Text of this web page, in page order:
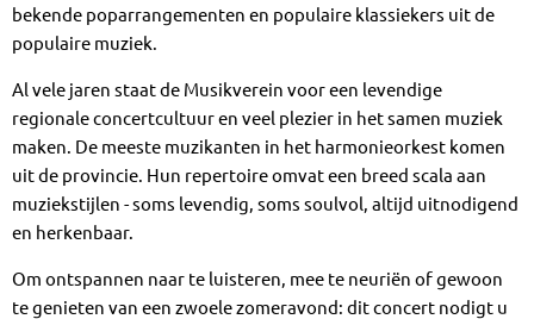
bekende poparrangementen en populaire klassiekers uit de
populaire muziek.
Al vele jaren staat de Musikverein voor een levendige
regionale concertcultuur en veel plezier in het samen muziek
maken. De meeste muzikanten in het harmonieorkest komen
uit de provincie. Hun repertoire omvat een breed scala aan
muziekstijlen - soms levendig, soms soulvol, altijd uitnodigend
en herkenbaar.
Om ontspannen naar te luisteren, mee te neuriën of gewoon
te genieten van een zwoele zomeravond: dit concert nodigt u